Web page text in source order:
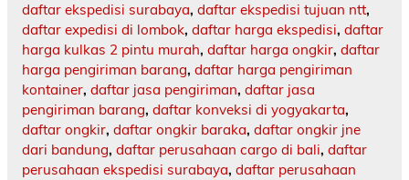
daftar ekspedisi surabaya, daftar ekspedisi tujuan ntt,
daftar expedisi di lombok, daftar harga ekspedisi, daftar
harga kulkas 2 pintu murah, daftar harga ongkir, daftar
harga pengiriman barang, daftar harga pengiriman
kontainer, daftar jasa pengiriman, daftar jasa
pengiriman barang, daftar konveksi di yogyakarta,
daftar ongkir, daftar ongkir baraka, daftar ongkir jne
dari bandung, daftar perusahaan cargo di bali, daftar
perusahaan ekspedisi surabaya, daftar perusahaan